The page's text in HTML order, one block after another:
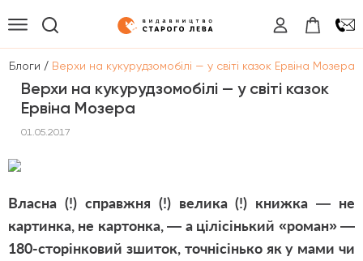
Блоги / Верхи на кукурудзомобілі — у світі казок Ервіна Мозера
Верхи на кукурудзомобілі — у світі казок
Ервіна Мозера
01.05.2017
Власна (!) справжня (!) велика (!) книжка — не
картинка, не картонка, — а цілісінький «роман» —
180-сторінковий зшиток, точнісінько як у мами чи